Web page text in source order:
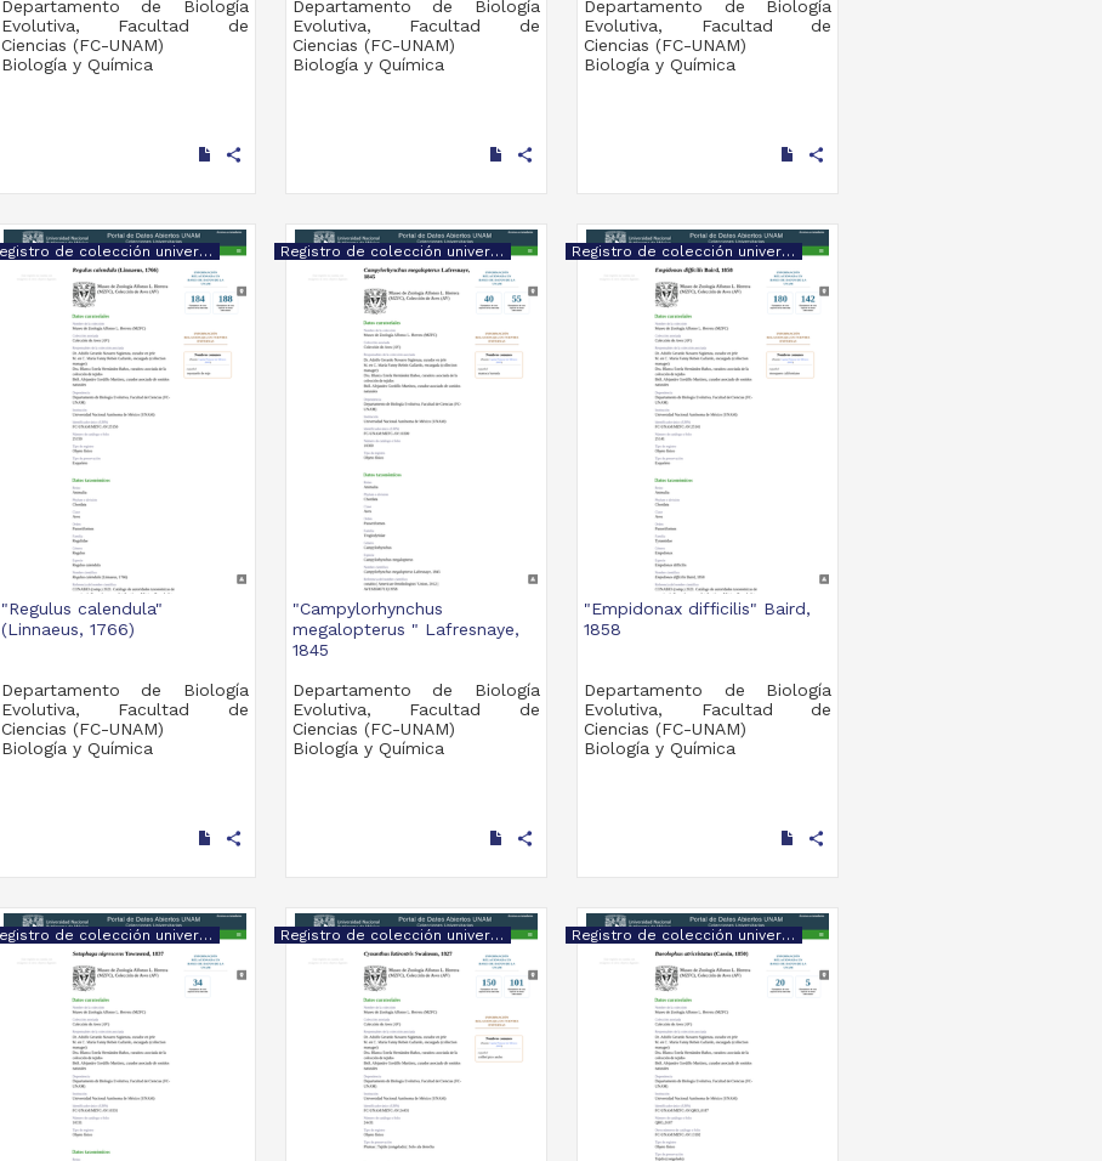
Departamento de Biología
Evolutiva, Facultad de
Ciencias (FC-UNAM)
Biología y Química
share
Departamento de Biología
Evolutiva, Facultad de
Ciencias (FC-UNAM)
Biología y Química
share
Departamento de Biología
Evolutiva, Facultad de
Ciencias (FC-UNAM)
Biología y Química
share
Registro de colección universitaria
"Regulus calendula"
(Linnaeus, 1766)
Departamento de Biología
Evolutiva, Facultad de
Ciencias (FC-UNAM)
Biología y Química
share
Registro de colección universitaria
"Campylorhynchus
megalopterus " Lafresnaye,
1845
Departamento de Biología
Evolutiva, Facultad de
Ciencias (FC-UNAM)
Biología y Química
share
Registro de colección universitaria
"Empidonax difficilis" Baird,
1858
Departamento de Biología
Evolutiva, Facultad de
Ciencias (FC-UNAM)
Biología y Química
share
Registro de colección universitaria Registro de colección universitaria Registro de colección universitaria